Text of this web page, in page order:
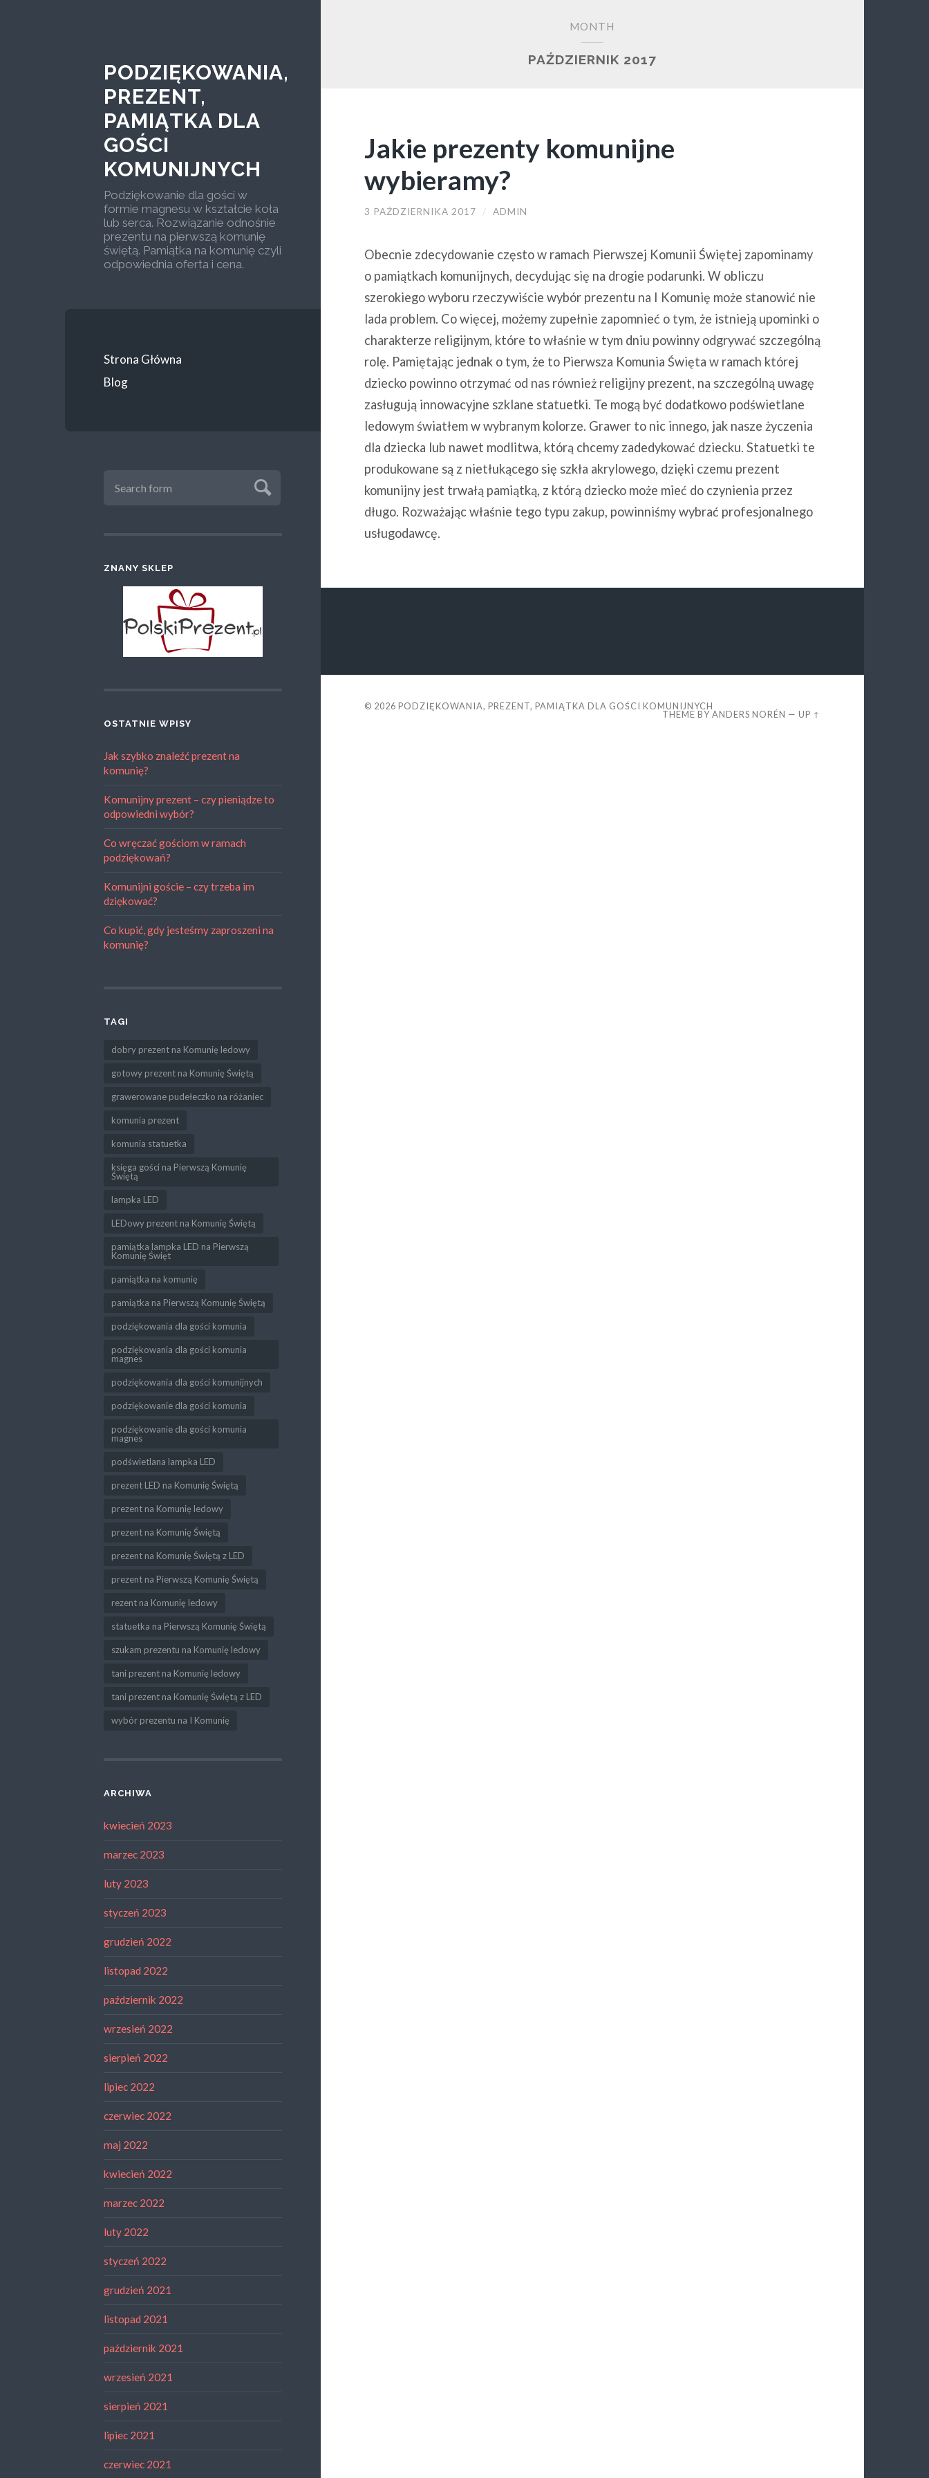
PODZIĘKOWANIA,
PREZENT,
PAMIĄTKA DLA
GOŚCI
KOMUNIJNYCH
Podziękowanie dla gości w
formie magnesu w kształcie koła
lub serca. Rozwiązanie odnośnie
prezentu na pierwszą komunię
świętą. Pamiątka na komunię czyli
odpowiednia oferta i cena.
Strona Główna
Blog
ZNANY SKLEP
OSTATNIE WPISY
Jak szybko znaleźć prezent na
komunię?
Komunijny prezent – czy pieniądze to
odpowiedni wybór?
Co wręczać gościom w ramach
podziękowań?
Komunijni goście – czy trzeba im
dziękować?
Co kupić, gdy jesteśmy zaproszeni na
komunię?
TAGI
dobry prezent na Komunię ledowy
gotowy prezent na Komunię Świętą
grawerowane pudełeczko na różaniec
komunia prezent
komunia statuetka
księga gości na Pierwszą Komunię
Świętą
lampka LED
LEDowy prezent na Komunię Świętą
pamiątka lampka LED na Pierwszą
Komunię Święt
pamiątka na komunię
pamiątka na Pierwszą Komunię Świętą
podziękowania dla gości komunia
podziękowania dla gości komunia
magnes
podziękowania dla gości komunijnych
podziękowanie dla gości komunia
podziękowanie dla gości komunia
magnes
podświetlana lampka LED
prezent LED na Komunię Świętą
prezent na Komunię ledowy
prezent na Komunię Świętą
prezent na Komunię Świętą z LED
prezent na Pierwszą Komunię Świętą
rezent na Komunię ledowy
statuetka na Pierwszą Komunię Świętą
szukam prezentu na Komunię ledowy
tani prezent na Komunię ledowy
tani prezent na Komunię Świętą z LED
wybór prezentu na I Komunię
ARCHIWA
kwiecień 2023
marzec 2023
luty 2023
styczeń 2023
grudzień 2022
listopad 2022
październik 2022
wrzesień 2022
sierpień 2022
lipiec 2022
czerwiec 2022
maj 2022
kwiecień 2022
marzec 2022
luty 2022
styczeń 2022
grudzień 2021
listopad 2021
październik 2021
wrzesień 2021
sierpień 2021
lipiec 2021
czerwiec 2021
MONTH
PAŹDZIERNIK 2017
Jakie prezenty komunijne
wybieramy?
3 PAŹDZIERNIKA 2017 / ADMIN
Obecnie zdecydowanie często w ramach Pierwszej Komunii Świętej zapominamy
o pamiątkach komunijnych, decydując się na drogie podarunki. W obliczu
szerokiego wyboru rzeczywiście wybór prezentu na I Komunię może stanowić nie
lada problem. Co więcej, możemy zupełnie zapomnieć o tym, że istnieją upominki o
charakterze religijnym, które to właśnie w tym dniu powinny odgrywać szczególną
rolę. Pamiętając jednak o tym, że to Pierwsza Komunia Święta w ramach której
dziecko powinno otrzymać od nas również religijny prezent, na szczególną uwagę
zasługują innowacyjne szklane statuetki. Te mogą być dodatkowo podświetlane
ledowym światłem w wybranym kolorze. Grawer to nic innego, jak nasze życzenia
dla dziecka lub nawet modlitwa, którą chcemy zadedykować dziecku. Statuetki te
produkowane są z nietłukącego się szkła akrylowego, dzięki czemu prezent
komunijny jest trwałą pamiątką, z którą dziecko może mieć do czynienia przez
długo. Rozważając właśnie tego typu zakup, powinniśmy wybrać profesjonalnego
usługodawcę.
© 2026 PODZIĘKOWANIA, PREZENT, PAMIĄTKA DLA GOŚCI KOMUNIJNYCH
THEME BYANDERS NORÉN —UP ↑